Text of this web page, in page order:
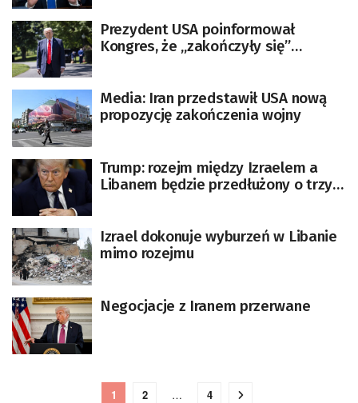
Prezydent USA poinformował
Kongres, że „zakończyły się”
Media: Iran przedstawił USA nową
propozycję zakończenia wojny
Trump: rozejm między Izraelem a
Libanem będzie przedłużony o trzy
Izrael dokonuje wyburzeń w Libanie
mimo rozejmu
Negocjacje z Iranem przerwane
1 2 … 4